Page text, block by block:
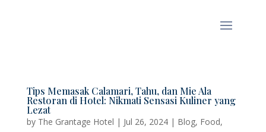
Tips Memasak Calamari, Tahu, dan Mie Ala
Restoran di Hotel: Nikmati Sensasi Kuliner yang
Lezat
by The Grantage Hotel | Jul 26, 2024| Blog, Food,